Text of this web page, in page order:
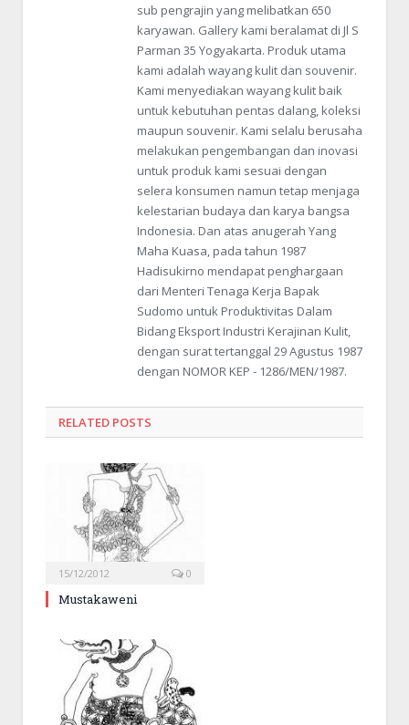
sub pengrajin yang melibatkan 650
karyawan. Gallery kami beralamat di Jl S
Parman 35 Yogyakarta. Produk utama
kami adalah wayang kulit dan souvenir.
Kami menyediakan wayang kulit baik
untuk kebutuhan pentas dalang, koleksi
maupun souvenir. Kami selalu berusaha
melakukan pengembangan dan inovasi
untuk produk kami sesuai dengan
selera konsumen namun tetap menjaga
kelestarian budaya dan karya bangsa
Indonesia. Dan atas anugerah Yang
Maha Kuasa, pada tahun 1987
Hadisukirno mendapat penghargaan
dari Menteri Tenaga Kerja Bapak
Sudomo untuk Produktivitas Dalam
Bidang Eksport Industri Kerajinan Kulit,
dengan surat tertanggal 29 Agustus 1987
dengan NOMOR KEP - 1286/MEN/1987.
RELATED POSTS
15/12/2012 0
Mustakaweni